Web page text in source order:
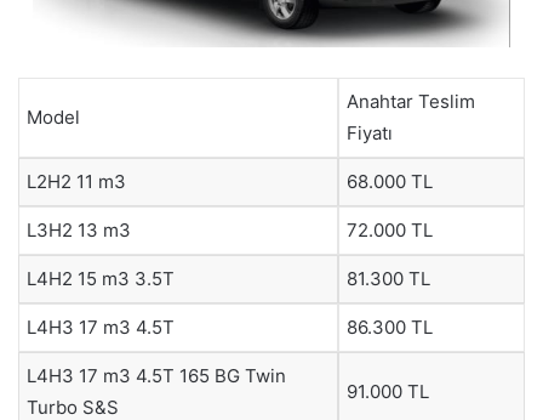
Model
Anahtar Teslim
Fiyatı
L2H2 11 m3 68.000 TL
L3H2 13 m3 72.000 TL
L4H2 15 m3 3.5T 81.300 TL
L4H3 17 m3 4.5T 86.300 TL
L4H3 17 m3 4.5T 165 BG Twin
Turbo S&S
91.000 TL